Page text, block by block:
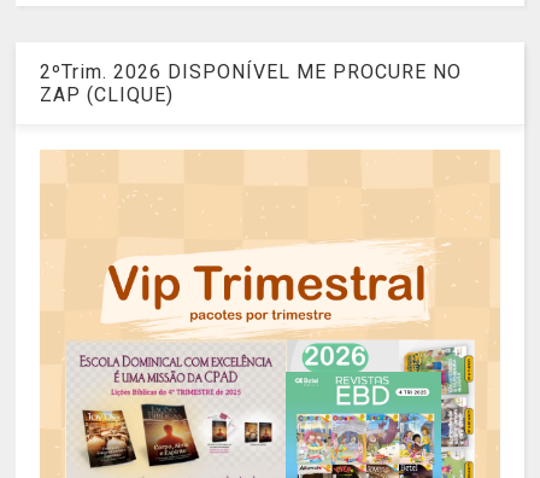
2ºTrim. 2026 DISPONÍVEL ME PROCURE NO
ZAP (CLIQUE)